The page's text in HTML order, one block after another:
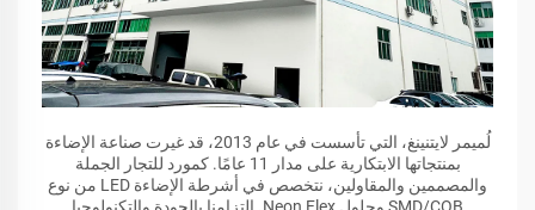
لُميمر لايتنينغ، التي تأسست في عام 2013، قد غيرت صناعة الإضاءة
بمنتجاتها الابتكارية على مدار 11 عامًا. كمورد للتجار الجملة
والمصممين والمقاولين، نتخصص في أشرطة الإضاءة LED من نوع